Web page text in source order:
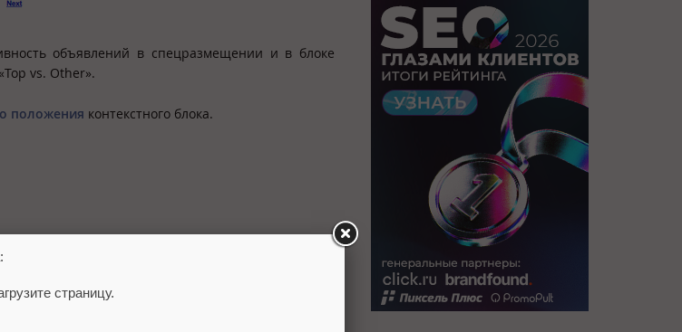
объявлений в спецразмещении и в блоке
vs. Other».
положения контекстного блока.
страницу.